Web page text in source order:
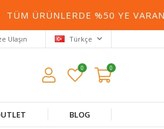
ÜRÜNLERDE %50 YE VARAN
Ulaşın Türkçe
0 0
BLOG